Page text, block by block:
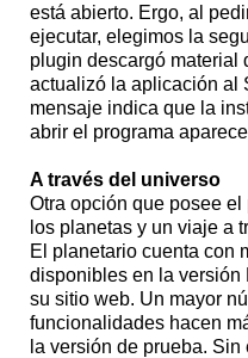
está abierto. Ergo, al
ejecutar, elegimos la
plugin descargó material
actualizó la aplicación al
mensaje indica que la
abrir el programa
A través del universo
Otra opción que posee
los planetas y un viaje a
El planetario cuenta con
disponibles en la versión
su sitio web. Un mayor
funcionalidades hacen
la versión de prueba.